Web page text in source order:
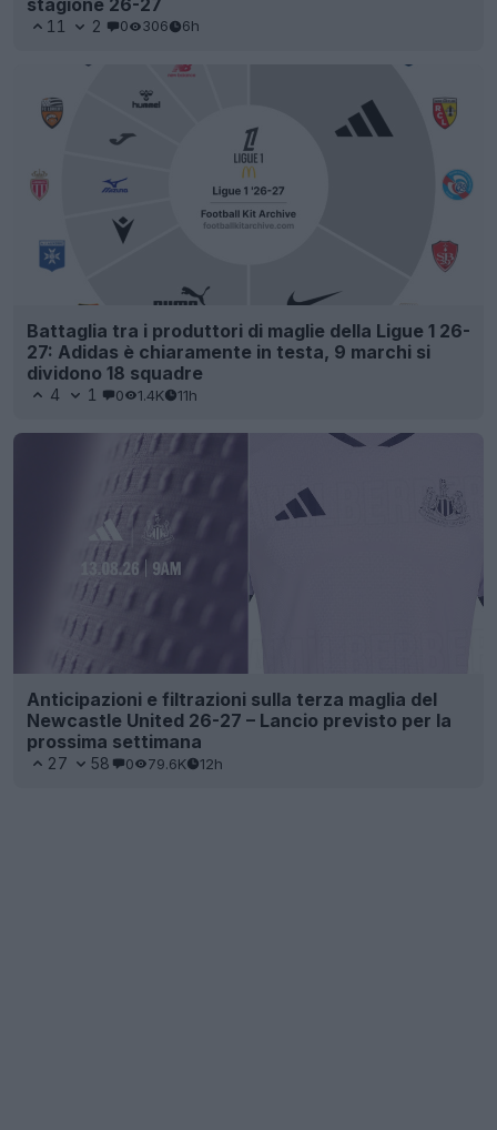
11 2 0 306 6h
Battaglia tra i produttori di maglie della Ligue 1 26-
27: Adidas è chiaramente in testa, 9 marchi si
dividono 18 squadre
4 1 0 1.4K 11h
Anticipazioni e filtrazioni sulla terza maglia del
Newcastle United 26-27 – Lancio previsto per la
prossima settimana
27 58 0 79.6K 12h